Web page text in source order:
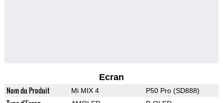
Ecran
Nom du Produit Mi MIX 4 P50 Pro (SD888)